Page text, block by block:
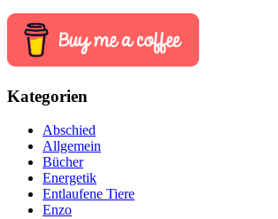
Kategorien
Abschied
Allgemein
Bücher
Energetik
Entlaufene Tiere
Enzo